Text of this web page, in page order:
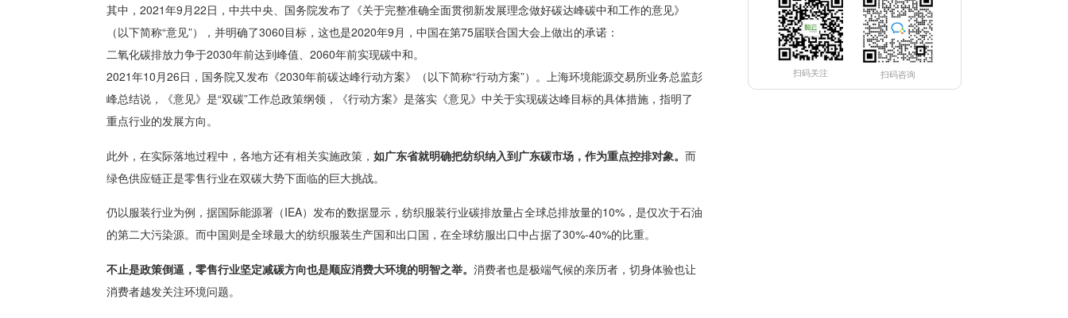
其中，2021年9月22日，中共中央、国务院发布了《关于完整准确全面贯彻新发展理念做好碳达峰碳中和工作的意见》
（以下简称“意见”），并明确了3060目标，这也是2020年9月，中国在第75届联合国大会上做出的承诺：
二氧化碳排放力争于2030年前达到峰值、2060年前实现碳中和。
2021年10月26日，国务院又发布《2030年前碳达峰行动方案》（以下简称“行动方案”）。上海环境能源交易所业务总监彭
峰总结说，《意见》是“双碳”工作总政策纲领，《行动方案》是落实《意见》中关于实现碳达峰目标的具体措施，指明了
重点行业的发展方向。
此外，在实际落地过程中，各地方还有相关实施政策，如广东省就明确把纺织纳入到广东碳市场，作为重点控排对象。而
绿色供应链正是零售行业在双碳大势下面临的巨大挑战。
仍以服装行业为例，据国际能源署（IEA）发布的数据显示，纺织服装行业碳排放量占全球总排放量的10%，是仅次于石油
的第二大污染源。而中国则是全球最大的纺织服装生产国和出口国，在全球纺服出口中占据了30%-40%的比重。
不止是政策倒逼，零售行业坚定减碳方向也是顺应消费大环境的明智之举。消费者也是极端气候的亲历者，切身体验也让
消费者越发关注环境问题。
扫码关注 扫码咨询